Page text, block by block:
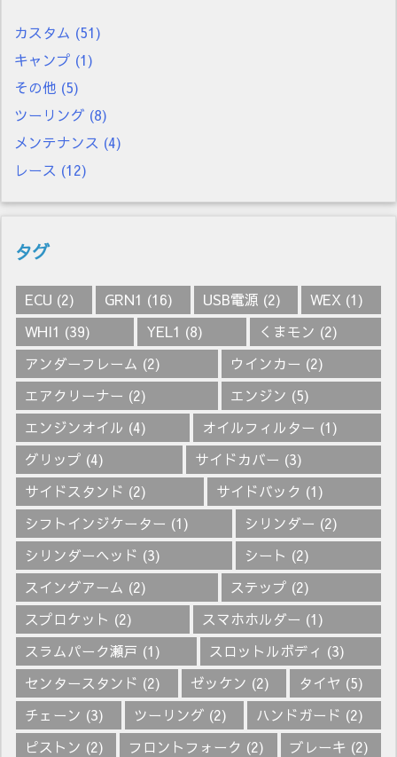
カスタム (51)
キャンプ (1)
その他 (5)
ツーリング (8)
メンテナンス (4)
レース (12)
タグ
ECU (2) GRN1 (16) USB電源 (2) WEX (1)
WHI1 (39) YEL1 (8) くまモン (2)
アンダーフレーム (2) ウインカー (2)
エアクリーナー (2) エンジン (5)
エンジンオイル (4) オイルフィルター (1)
グリップ (4) サイドカバー (3)
サイドスタンド (2) サイドバック (1)
シフトインジケーター (1) シリンダー (2)
シリンダーヘッド (3) シート (2)
スイングアーム (2) ステップ (2)
スプロケット (2) スマホホルダー (1)
スラムパーク瀬戸 (1) スロットルボディ (3)
センタースタンド (2) ゼッケン (2) タイヤ (5)
チェーン (3) ツーリング (2) ハンドガード (2)
ピストン (2) フロントフォーク (2) ブレーキ (2)